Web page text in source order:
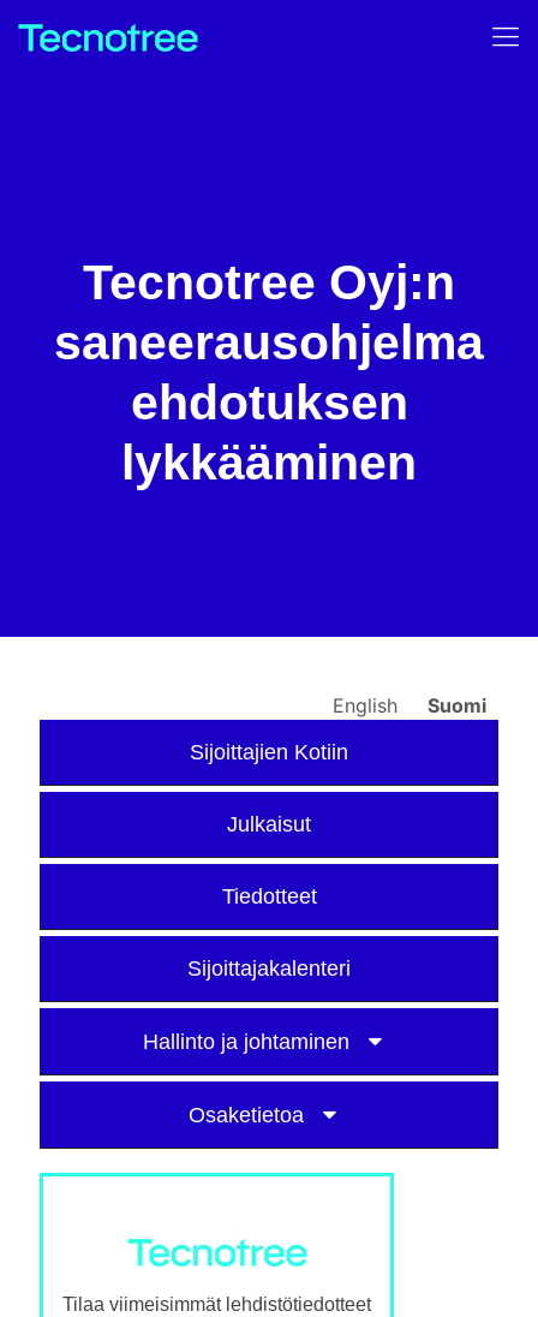
Tecnotree Oyj:n
saneerausohjelma
ehdotuksen
lykkääminen
English
Suomi
Sijoittajien Kotiin
Julkaisut
Tiedotteet
Sijoittajakalenteri
Hallinto ja johtaminen
Osaketietoa
Tilaa viimeisimmät lehdistötiedotteet